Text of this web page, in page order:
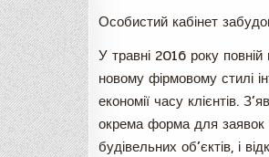
Особистий кабінет
У травні 2016 року
новому фірмовому стилі
економії часу клієнтів.
окрема форма для заявок
будівельних об’єктів, і